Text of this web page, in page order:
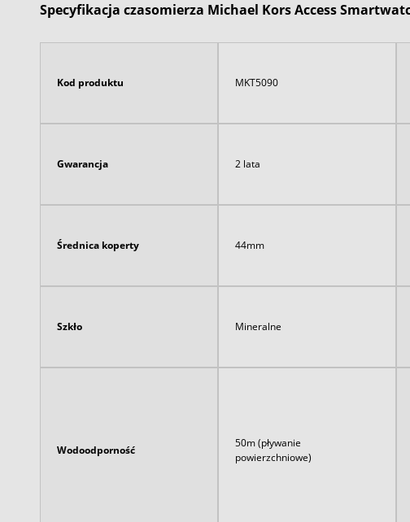
Specyfikacja czasomierza Michael Kors Access
Kod produktu MKT5090
Gwarancja 2 lata
Średnica koperty 44mm
Szkło Mineralne
Wodoodporność
50m (pływanie
powierzchniowe)